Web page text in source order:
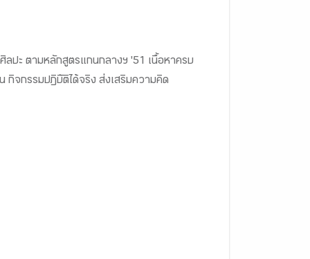
ลปะ ตามหลักสูตรแกนกลางฯ '51 เนื้อหาครบ
กิจกรรมปฏิบัิติได้จริง ส่งเสริมความคิด